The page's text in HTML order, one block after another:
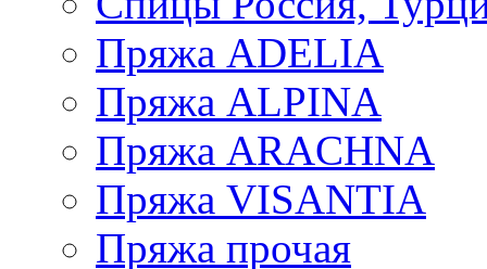
Пряжа ADELIA
Пряжа ALPINA
Пряжа ARACHNA
Пряжа VISANTIA
Пряжа прочая